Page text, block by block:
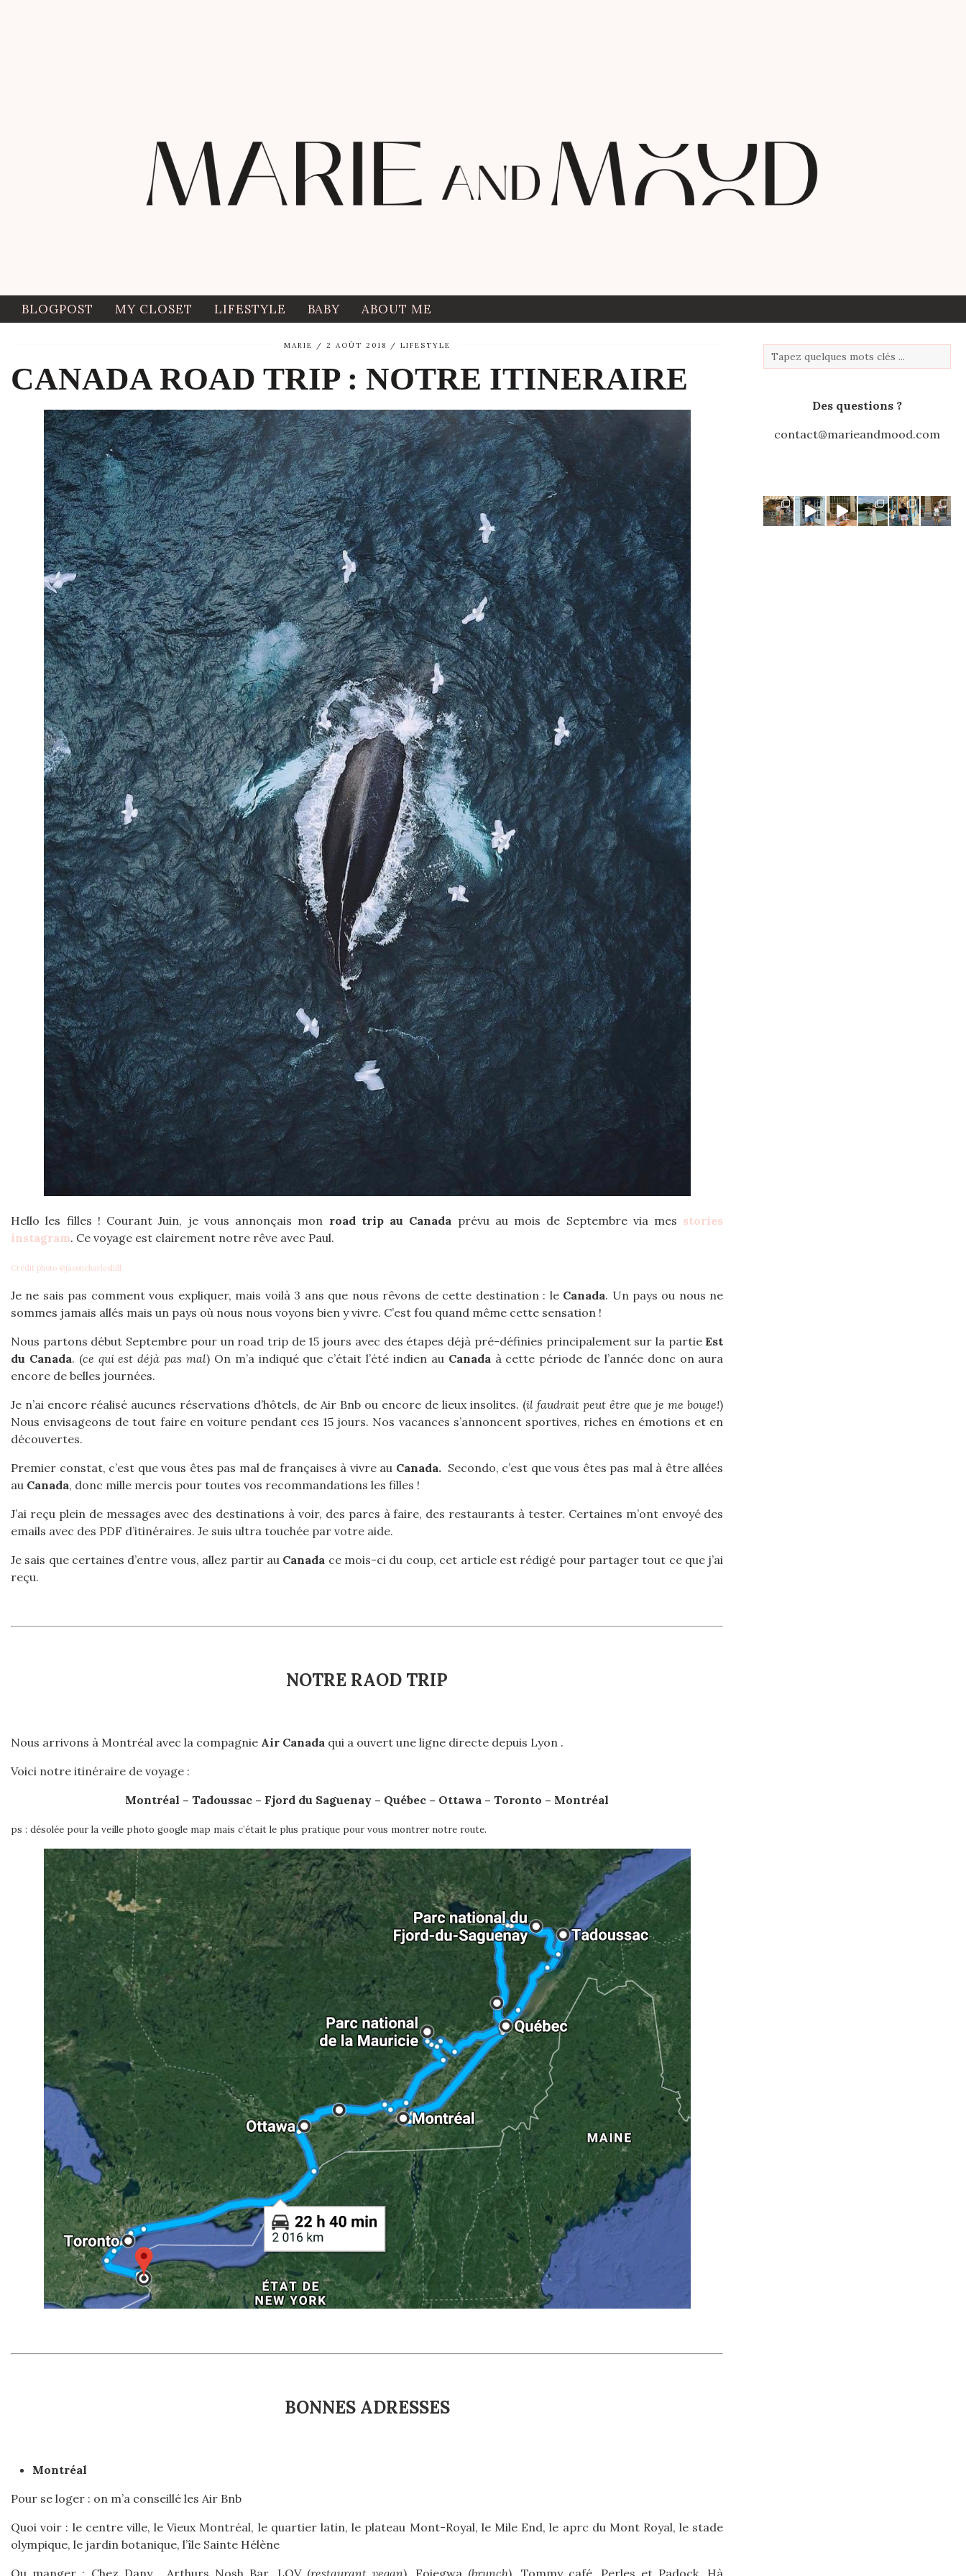
BLOGPOST MY CLOSET LIFESTYLE BABY ABOUT ME
MARIE 2 AOÛT 2018 LIFESTYLE
CANADA ROAD TRIP : NOTRE ITINERAIRE
Hello les filles ! Courant Juin, je vous annonçais mon road trip au Canada prévu au mois de Septembre via mes stories
instagram. Ce voyage est clairement notre rêve avec Paul.
Crédit photo @jasoncharleshill
Je ne sais pas comment vous expliquer, mais voilà 3 ans que nous rêvons de cette destination : le Canada. Un pays ou nous ne
sommes jamais allés mais un pays où nous nous voyons bien y vivre. C’est fou quand même cette sensation !
Nous partons début Septembre pour un road trip de 15 jours avec des étapes déjà pré-définies principalement sur la partieEst
du Canada. (ce qui est déjà pas mal) On m’a indiqué que c’était l’été indien au Canadaà cette période de l’année donc on aura
encore de belles journées.
Je n’ai encore réalisé aucunes réservations d’hôtels, de Air Bnb ou encore de lieux insolites. (il faudrait peut être que je me bouge!)
Nous envisageons de tout faire en voiture pendant ces 15 jours. Nos vacances s’annoncent sportives, riches en émotions et en
découvertes.
Premier constat, c’est que vous êtes pas mal de françaises à vivre au Canada. Secondo, c’est que vous êtes pas mal à être allées
au Canada, donc mille mercis pour toutes vos recommandations les filles !
J’ai reçu plein de messages avec des destinations à voir, des parcs à faire, des restaurants à tester. Certaines m’ont envoyé des
emails avec des PDF d’itinéraires. Je suis ultra touchée par votre aide.
Je sais que certaines d’entre vous, allez partir au Canada ce mois-ci du coup, cet article est rédigé pour partager tout ce que j’ai
reçu.
NOTRE RAOD TRIP
Nous arrivons à Montréal avec la compagnie Air Canada qui a ouvert une ligne directe depuis Lyon .
Voici notre itinéraire de voyage :
Montréal – Tadoussac – Fjord du Saguenay – Québec – Ottawa – Toronto – Montréal
ps : désolée pour la veille photo google map mais c’était le plus pratique pour vous montrer notre route.
BONNES ADRESSES
Montréal
Pour se loger : on m’a conseillé les Air Bnb
Quoi voir : le centre ville, le Vieux Montréal, le quartier latin, le plateau Mont-Royal, le Mile End, le aprc du Mont Royal, le stade
olympique, le jardin botanique, l’île Sainte Hélène
Ou manger : Chez Dany , Arthurs Nosh Bar, LOV (restaurant vegan), Foiegwa (brunch), Tommy café, Perles et Padock, Hà
Des questions ?
contact@marieandmood.com